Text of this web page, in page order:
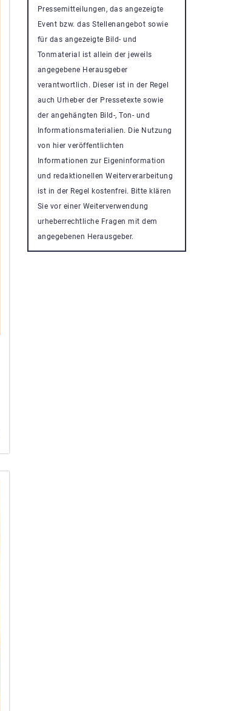
Pressemitteilungen, das angezeigte
Event bzw. das Stellenangebot sowie
für das angezeigte Bild- und
Tonmaterial ist allein der jeweils
angegebene Herausgeber
verantwortlich. Dieser ist in der Regel
auch Urheber der Pressetexte sowie
der angehängten Bild-, Ton- und
Informationsmaterialien. Die Nutzung
von hier veröffentlichten
Informationen zur Eigeninformation
und redaktionellen Weiterverarbeitung
ist in der Regel kostenfrei. Bitte klären
Sie vor einer Weiterverwendung
urheberrechtliche Fragen mit dem
angegebenen Herausgeber.